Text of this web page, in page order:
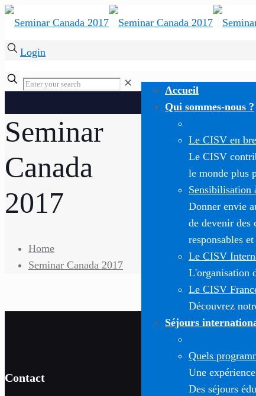
Login
Accueil
Qui sommes-nous ?
Le CISV en
Le CISV
le monde plus
Sensibilisation
Donner envie
de devenir des
responsables et
Le CISV
L'organisation
Le CISV
Découvrez
Séjours
Quels
Une
Des séjours
✕
Seminar
Canada
2017
Home
Seminar Canada 2017
Contact